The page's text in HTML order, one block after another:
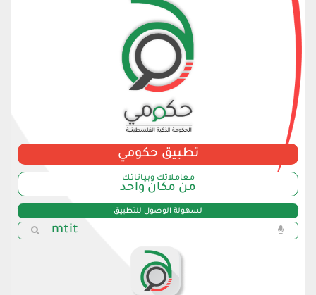
تطبيق حكومي
مـعامـلاتك وبـيـانـاتـك
من مكان واحد
لسهولة الوصول للتطبيق
mtit